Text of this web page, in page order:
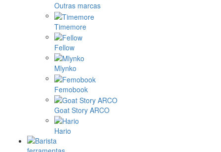
Outras marcas
Timemore
Fellow
Mlynko
Femobook
Goat Story ARCO
Hario